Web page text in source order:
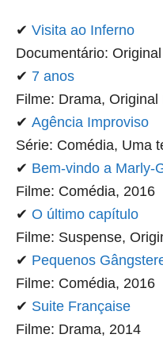
✔ Visita ao Inferno
Documentário:
✔ 7 anos
Filme: Drama, Original
✔ Agência Improviso
Série: Comédia, Uma
✔ Bem-vindo a Marly-
Filme: Comédia, 2016
✔ O último capítulo
Filme: Suspense,
✔ Pequenos
Filme: Comédia, 2016
✔ Suite Française
Filme: Drama, 2014